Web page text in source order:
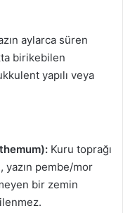
aylarca süren
birikebilen
yapılı veya
Kuru toprağı
yazın pembe/mor
bir zemin